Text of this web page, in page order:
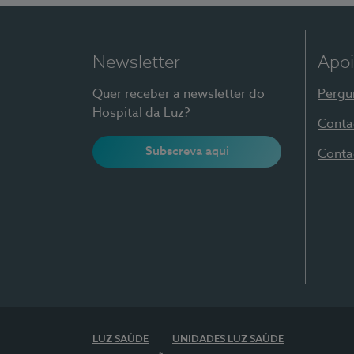
Newsletter
Quer receber a newsletter do
Hospital da Luz?
Subscreva aqui
LUZ SAÚDE UNIDADES LUZ SAÚDE